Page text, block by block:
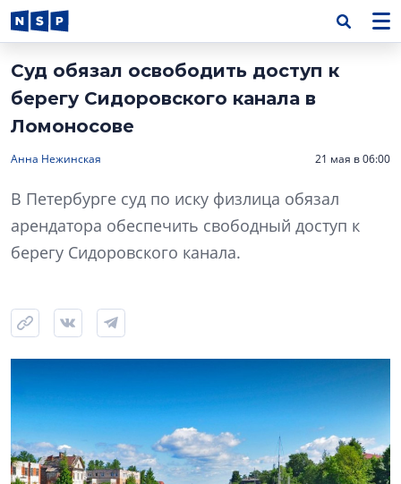
Суд обязал освободить доступ к
берегу Сидоровского канала в
Ломоносове
Анна Нежинская 21 мая в 06:00
В Петербурге суд по иску физлица обязал
арендатора обеспечить свободный доступ к
берегу Сидоровского канала.